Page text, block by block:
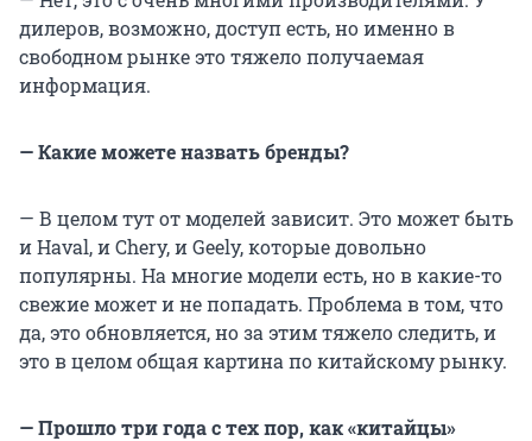
дилеров, возможно, доступ есть, но именно в
свободном рынке это тяжело получаемая
информация.
— Какие можете назвать бренды?
— В целом тут от моделей зависит. Это может быть
и Haval, и Chery, и Geely, которые довольно
популярны. На многие модели есть, но в какие-то
свежие может и не попадать. Проблема в том, что
да, это обновляется, но за этим тяжело следить, и
это в целом общая картина по китайскому рынку.
— Прошло три года с тех пор, как «китайцы»